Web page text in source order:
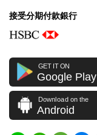
接受分期付款銀行
GET IT ON
Google Play
Download on the
Android